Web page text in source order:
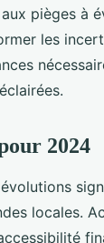
pièges à
les
2024
locales.